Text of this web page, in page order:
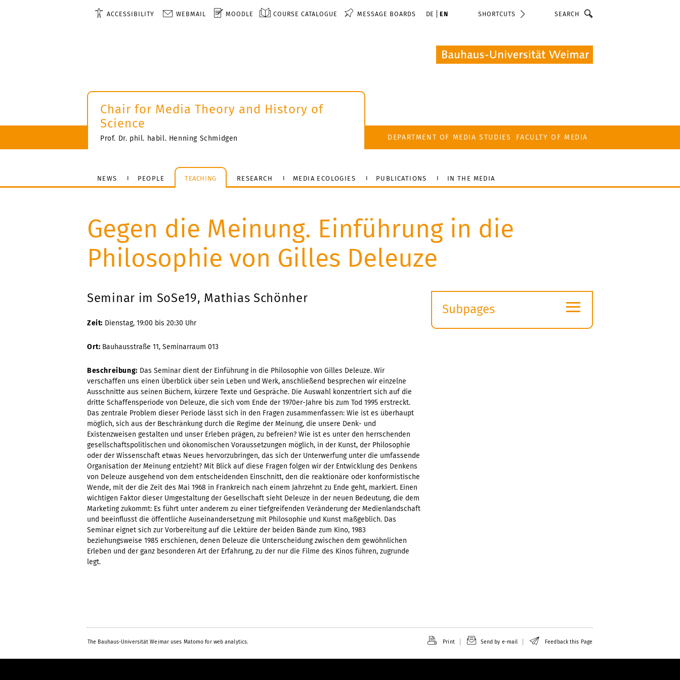
ACCESSIBILITY WEBMAIL MOODLE COURSE CATALOGUE MESSAGE BOARDS DE EN SHORTCUTS
Chair for Media Theory and History of
Science
Prof. Dr. phil. habil. Henning Schmidgen DEPARTMENT OF MEDIA STUDIES FACULTY OF MEDIA
NEWS PEOPLE TEACHING RESEARCH MEDIA ECOLOGIES PUBLICATIONS IN THE MEDIA
Gegen die Meinung. Einführung in die
Philosophie von Gilles Deleuze
Seminar im SoSe19, Mathias Schönher
Zeit: Dienstag, 19:00 bis 20:30 Uhr
Ort: Bauhausstraße 11, Seminarraum 013
Beschreibung: Das Seminar dient der Einführung in die Philosophie von Gilles Deleuze. Wir
verschaffen uns einen Überblick über sein Leben und Werk, anschließend besprechen wir einzelne
Ausschnitte aus seinen Büchern, kürzere Texte und Gespräche. Die Auswahl konzentriert sich auf die
dritte Schaffensperiode von Deleuze, die sich vom Ende der 1970er-Jahre bis zum Tod 1995 erstreckt.
Das zentrale Problem dieser Periode lässt sich in den Fragen zusammenfassen: Wie ist es überhaupt
möglich, sich aus der Beschränkung durch die Regime der Meinung, die unsere Denk- und
Existenzweisen gestalten und unser Erleben prägen, zu befreien? Wie ist es unter den herrschenden
gesellschaftspolitischen und ökonomischen Voraussetzungen möglich, in der Kunst, der Philosophie
oder der Wissenschaft etwas Neues hervorzubringen, das sich der Unterwerfung unter die umfassende
Organisation der Meinung entzieht? Mit Blick auf diese Fragen folgen wir der Entwicklung des Denkens
von Deleuze ausgehend von dem entscheidenden Einschnitt, den die reaktionäre oder konformistische
Wende, mit der die Zeit des Mai 1968 in Frankreich nach einem Jahrzehnt zu Ende geht, markiert. Einen
wichtigen Faktor dieser Umgestaltung der Gesellschaft sieht Deleuze in der neuen Bedeutung, die dem
Marketing zukommt: Es führt unter anderem zu einer tiefgreifenden Veränderung der Medienlandschaft
und beeinflusst die öffentliche Auseinandersetzung mit Philosophie und Kunst maßgeblich. Das
Seminar eignet sich zur Vorbereitung auf die Lektüre der beiden Bände zum Kino, 1983
beziehungsweise 1985 erschienen, denen Deleuze die Unterscheidung zwischen dem gewöhnlichen
Erleben und der ganz besonderen Art der Erfahrung, zu der nur die Filme des Kinos führen, zugrunde
legt.
Subpages
≡
The Bauhaus-Universität Weimar uses Matomo for web analytics. Print Send by e-mail Feedback this Page